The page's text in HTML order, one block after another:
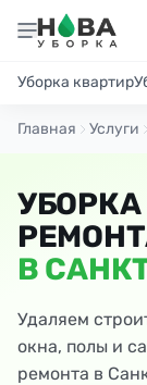
Уборка квартир
Генеральная
Главная Услуги
В
Удаляем
окна, полы и
ремонта в